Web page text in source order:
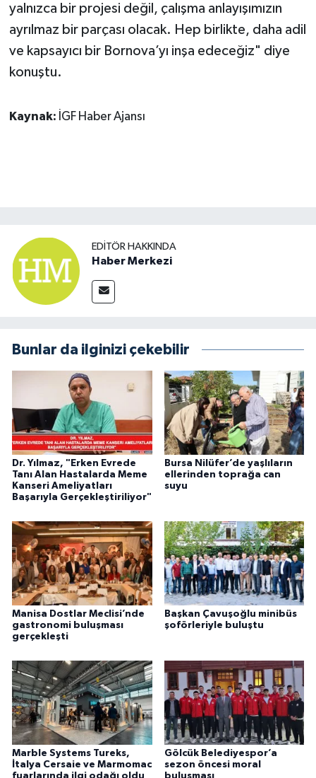
yalnızca bir projesi değil, çalışma anlayışımızın
ayrılmaz bir parçası olacak. Hep birlikte, daha adil
ve kapsayıcı bir Bornova’yı inşa edeceğiz" diye
konuştu.
Kaynak: İGF Haber Ajansı
EDITÖR HAKKINDA
Haber Merkezi
Bunlar da ilginizi çekebilir
Dr. Yılmaz, "Erken Evrede
Tanı Alan Hastalarda Meme
Kanseri Ameliyatları
Başarıyla Gerçekleştiriliyor"
Bursa Nilüfer’de yaşlıların
ellerinden toprağa can
suyu
Manisa Dostlar Meclisi’nde
gastronomi buluşması
gerçekleşti
Başkan Çavuşoğlu minibüs
şoförleriyle buluştu
Marble Systems Tureks,
İtalya Cersaie ve Marmomac
fuarlarında ilgi odağı oldu
Gölcük Belediyespor’a
sezon öncesi moral
buluşması